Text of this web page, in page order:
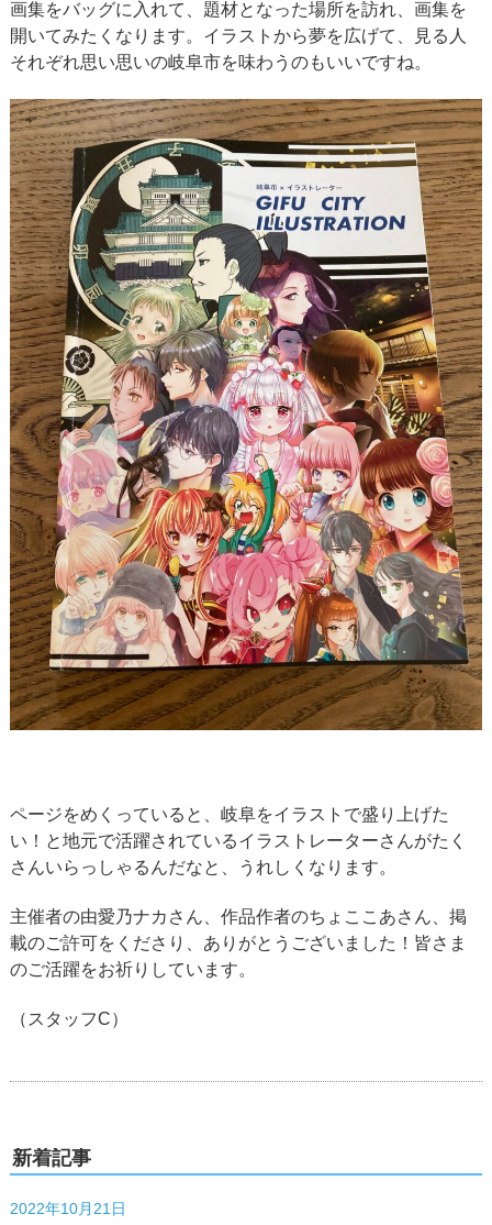
画集をバッグに入れて、題材となった場所を訪れ、画集を
開いてみたくなります。イラストから夢を広げて、見る人
それぞれ思い思いの岐阜市を味わうのもいいですね。
ページをめくっていると、岐阜をイラストで盛り上げた
い！と地元で活躍されているイラストレーターさんがたく
さんいらっしゃるんだなと、うれしくなります。
主催者の由愛乃ナカさん、作品作者のちょここあさん、掲
載のご許可をくださり、ありがとうございました！皆さま
のご活躍をお祈りしています。
（スタッフC）
新着記事
2022年10月21日